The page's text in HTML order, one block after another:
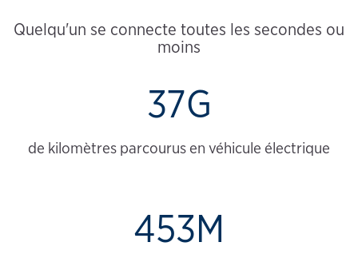
Quelqu'un se connecte toutes les secondes ou
moins
37G
de kilomètres parcourus en véhicule électrique
453M